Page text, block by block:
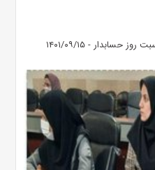
- ۱۴۰۱/۰۹/۱۵